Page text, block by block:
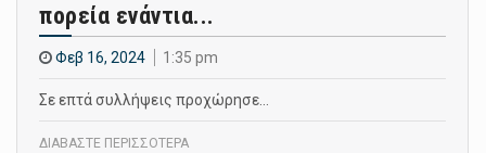
πορεία ενάντια...
Φεβ 16, 2024 1:35 pm
Σε επτά συλλήψεις προχώρησε…
ΔΙΑΒΑΣΤΕ ΠΕΡΙΣΣΟΤΕΡΑ